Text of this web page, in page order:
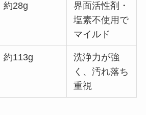
約28g
界面活性剤・
塩素不使用で
マイルド
約113g
洗浄力が強
く、汚れ落ち
重視